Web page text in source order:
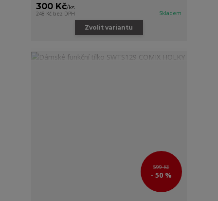
300 Kč/ks
248 Kč bez DPH Skladem
Zvolit variantu
599 Kč
- 50 %